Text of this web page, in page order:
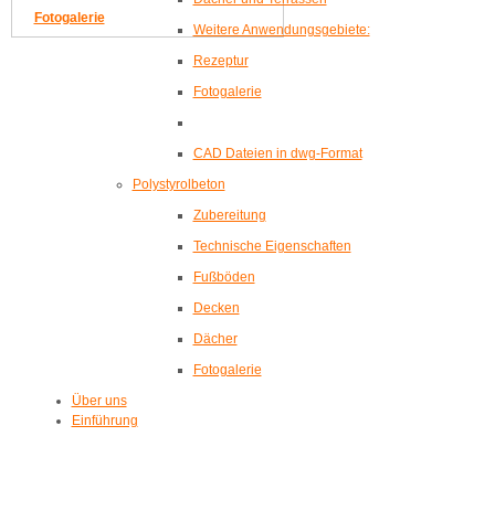
Weitere Anwendungsgebiete:
Rezeptur
Fotogalerie
CAD Dateien in dwg-Format
Polystyrolbeton
Zubereitung
Technische Eigenschaften
Fußböden
Decken
Dächer
Fotogalerie
Über uns
Einführung
Fotogalerie